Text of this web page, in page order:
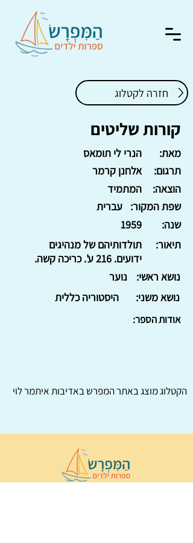
חזרה לקטלוג
קורות שליטים
הנרי לי תומאס
מאת:
אלחנן קרמר
תרגום:
המתמיד
הוצאה:
עברית
שפת המקור:
1959
שנה:
תולדותיהם של מנהיגים
ידועים. 216 ע'. כריכה קשה.
תיאור:
נוער
נושא ראשי:
היסטוריה כללית
נושא משני:
אודות הספר:
הקטלוג מוצג באתרהמפרשבאדיבות איתמר לוי